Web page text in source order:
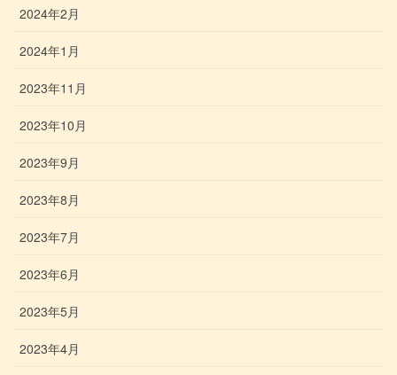
2024年2月
2024年1月
2023年11月
2023年10月
2023年9月
2023年8月
2023年7月
2023年6月
2023年5月
2023年4月